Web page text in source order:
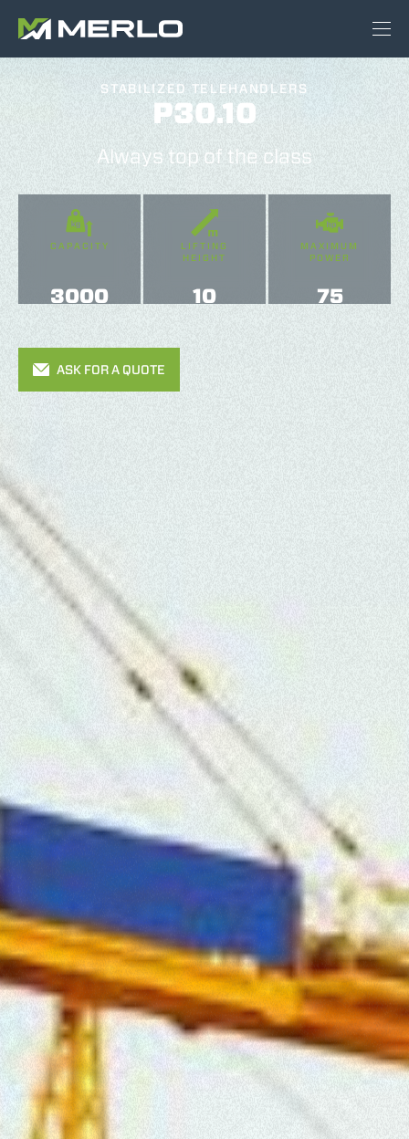
STABILIZED TELEHANDLERS
P30.10
Always top of the class
CAPACITY
3000
LIFTING
HEIGHT
10
MAXIMUM
POWER
75
ASK FOR A QUOTE